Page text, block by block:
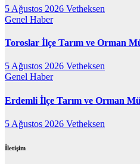
5 Ağustos 2026 Vetheksen
Genel Haber
Toroslar İlçe Tarım ve Orman
5 Ağustos 2026 Vetheksen
Genel Haber
Erdemli İlçe Tarım ve Orman
5 Ağustos 2026 Vetheksen
İletişim